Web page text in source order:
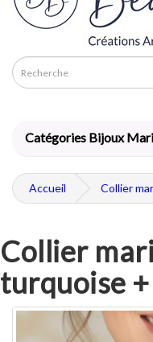
Catégories Bijoux
Accueil Collier
Collier
turquoise